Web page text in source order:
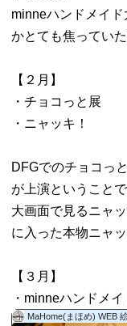
minneハンドメイ
かとても焦っていた
【２月】
・チョコっと展
・ニャッキ！
DFGでのチョコっ
が上演ということ
大画面で見るニャ
に入った本物ニャ
【３月】
・minneハンドメ
MaHome(まほめ) WEB